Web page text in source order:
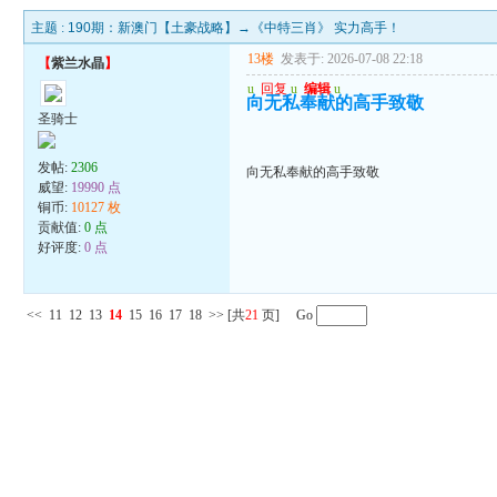
主题 : 190期：新澳门【土豪战略】→《中特三肖》 实力高手！
【紫兰水晶】
圣骑士
发帖:2306
威望: 19990 点
铜币: 10127 枚
贡献值:0 点
好评度:0 点
13楼 发表于: 2026-07-08 22:18
u 回复 u 编辑 u
向无私奉献的高手致敬
向无私奉献的高手致敬
<< 11 12 13 14 15 16 17 18 >> [共21 页] Go